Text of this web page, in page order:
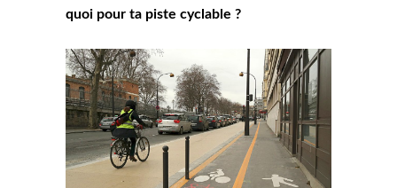
quoi pour ta piste cyclable ?